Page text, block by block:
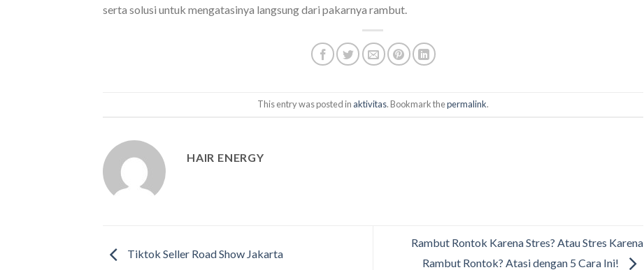
serta solusi untuk mengatasinya langsung dari pakarnya rambut.
This entry was posted in aktivitas. Bookmark thepermalink.
HAIR ENERGY
Tiktok Seller Road Show Jakarta
Rambut Rontok Karena Stres? Atau Stres Karena
Rambut Rontok? Atasi dengan 5 Cara Ini!